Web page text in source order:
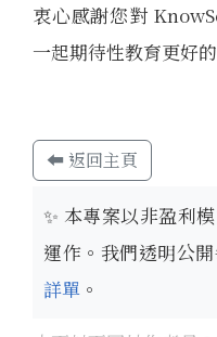
衷心感謝您對
一起期待性教育更好
⬅ 返回主頁
✨ 本專案以非盈利
運作。我們透明公
詳單 。